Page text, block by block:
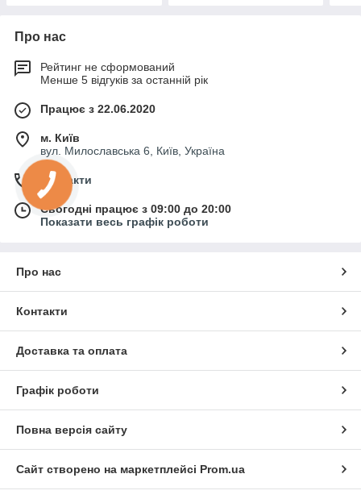
Про нас
Рейтинг не сформований
Менше 5 відгуків за останній рік
Працює з 22.06.2020
м. Київ
вул. Милославська 6, Київ, Україна
Контакти
Сьогодні працює з 09:00 до 20:00
Показати весь графік роботи
Про нас
Контакти
Доставка та оплата
Графік роботи
Повна версія сайту
Сайт створено на маркетплейсі Prom.ua